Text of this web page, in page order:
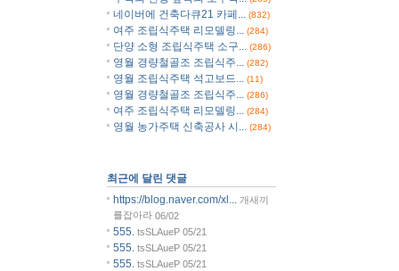
네이버에 건축다큐21 카페... (832)
여주 조립식주택 리모델링... (284)
단양 소형 조립식주택 소구... (286)
영월 경량철골조 조립식주... (282)
영월 조립식주택 석고보드... (11)
영월 경량철골조 조립식주... (286)
여주 조립식주택 리모델링... (284)
영월 농가주택 신축공사 시... (284)
최근에 달린 댓글
https://blog.naver.com/xl...
개새끼
를잡아라 06/02
555. tsSLAueP 05/21
555. tsSLAueP 05/21
555. tsSLAueP 05/21